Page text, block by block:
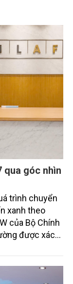
qua góc nhìn
trình chuyển
xanh theo
của Bộ Chính
được xác
kết bền vững
thải ròng